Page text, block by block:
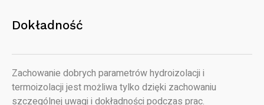
Dokładność
Zachowanie dobrych parametrów hydroizolacji i
termoizolacji jest możliwa tylko dzięki zachowaniu
szczególnej uwagi i dokładności podczas prac.